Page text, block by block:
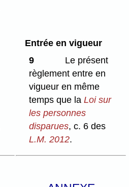
Entrée en vigueur
9
Le présent
règlement entre en
vigueur en même
temps que laLoi sur
les personnes
disparues, c. 6 des
L.M. 2012.